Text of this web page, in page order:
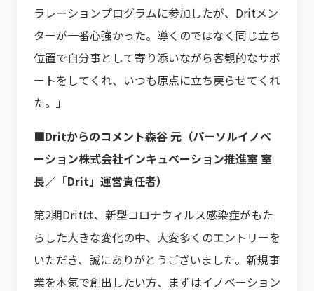
ラレーションプログラムに参加したが、Dritメン
ターが一番心強かった。導くのではなく同じ立ち
位置で自分事として寄り添いながら客観的なサポ
ートをしてくれ、いつも原点に立ち戻らせてくれ
た。」
■Dritからのコメント森谷 元（パーソルイノベ
ーション株式会社インキュベーション推進室 室
長／「Drit」運営責任者）
第2期Dritは、新型コロナウィルス感染症がもた
らした大きな変化の中、大変多くのエントリーを
いただき、誠にありがとうございました。新規事
業を本気で創出したい方、まずはイノベーション